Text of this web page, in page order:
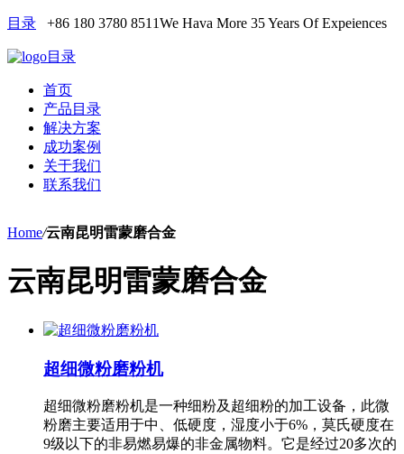
目录 +86 180 3780 8511We Hava More 35 Years Of Expeiences
目录
首页
产品目录
解决方案
成功案例
关于我们
联系我们
Home/云南昆明雷蒙磨合金
云南昆明雷蒙磨合金
超细微粉磨粉机
超细微粉磨粉机是一种细粉及超细粉的加工设备，此微
粉磨主要适用于中、低硬度，湿度小于6%，莫氏硬度在
9级以下的非易燃易爆的非金属物料。它是经过20多次的